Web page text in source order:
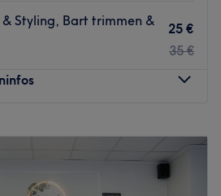
Styling, Bart trimmen &
25 €
35 €
10:00– 19:00
19:00